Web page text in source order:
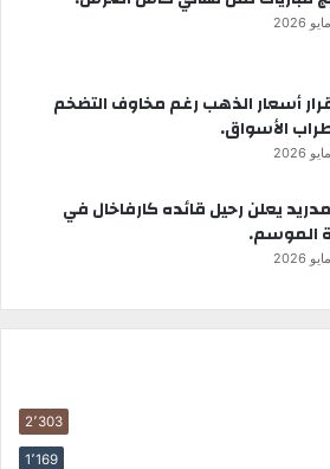
أسعار الذهب رغم مخاوف التضخم
الأسواق.
مدريد يعلن رحيل قائده كارفاخال في
الموسم.
2٬303
1٬169